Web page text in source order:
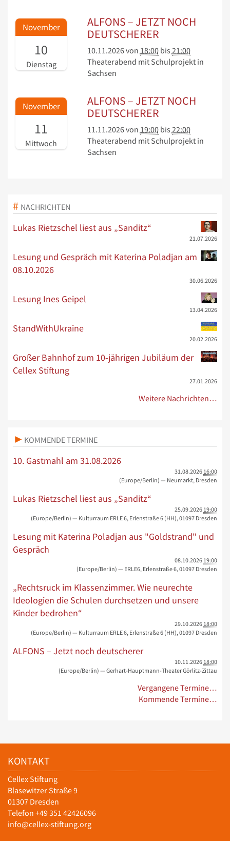
November
10
Dienstag
ALFONS – JETZT NOCH
DEUTSCHERER
10.11.2026von 18:00bis 21:00
Theaterabend mit Schulprojekt in
Sachsen
November
11
Mittwoch
ALFONS – JETZT NOCH
DEUTSCHERER
11.11.2026von 19:00bis 22:00
Theaterabend mit Schulprojekt in
Sachsen
NACHRICHTEN
Lukas Rietzschel liest aus „Sanditz“
21.07.2026
Lesung und Gespräch mit Katerina Poladjan am
08.10.2026
30.06.2026
Lesung Ines Geipel
13.04.2026
StandWithUkraine
20.02.2026
Großer Bahnhof zum 10-jährigen Jubiläum der
Cellex Stiftung
27.01.2026
Weitere Nachrichten…
KOMMENDE TERMINE
10. Gastmahl am 31.08.2026
31.08.2026 16:00
(Europe/Berlin) — Neumarkt, Dresden
Lukas Rietzschel liest aus „Sanditz“
25.09.2026 19:00
(Europe/Berlin) — Kulturraum ERLE 6, Erlenstraße 6 (HH), 01097 Dresden
Lesung mit Katerina Poladjan aus "Goldstrand" und
Gespräch
08.10.2026 19:00
(Europe/Berlin) — ERLE6, Erlenstraße 6, 01097 Dresden
„Rechtsruck im Klassenzimmer. Wie neurechte
Ideologien die Schulen durchsetzen und unsere
Kinder bedrohen“
29.10.2026 18:00
(Europe/Berlin) — Kulturraum ERLE 6, Erlenstraße 6 (HH), 01097 Dresden
ALFONS – Jetzt noch deutscherer
10.11.2026 18:00
(Europe/Berlin) — Gerhart-Hauptmann-Theater Görlitz-Zittau
Vergangene Termine…
Kommende Termine…
KONTAKT
Cellex Stiftung
Blasewitzer Straße 9
01307 Dresden
Telefon +49 351 42426096
info@cellex-stiftung.org